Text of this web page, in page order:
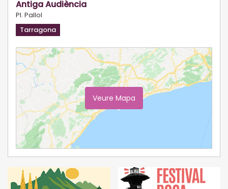
Antiga Audiència
Pl. Pallol
Tarragona
Veure Mapa